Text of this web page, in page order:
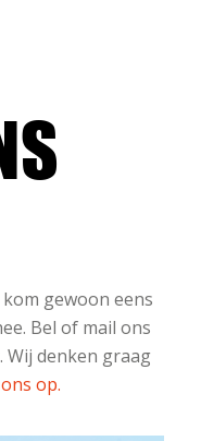
gewoon eens
Bel of mail ons
denken graag
op.